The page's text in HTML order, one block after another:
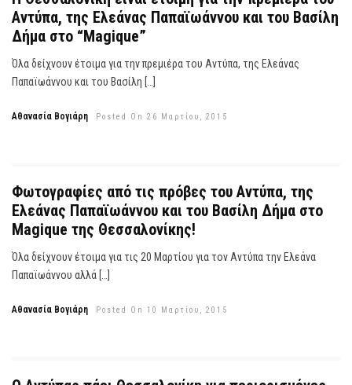
Αντύπα, της Ελεάνας Παπαϊωάννου και του Βασίλη
Δήμα στο “Magique”
Όλα δείχνουν έτοιμα για την πρεμιέρα του Αντύπα, της Ελεάνας
Παπαϊωάννου και του Βασίλη […]
Αθανασία Βογιάρη Posted On 26 Μαρτίου, 2015
Φωτογραφίες από τις πρόβες του Αντύπα, της
Ελεάνας Παπαϊωάννου και του Βασίλη Δήμα στο
Magique της Θεσσαλονίκης!
Όλα δείχνουν έτοιμα για τις 20 Μαρτίου για τον Αντύπα την Ελεάνα
Παπαϊωάννου αλλά […]
Αθανασία Βογιάρη Posted On 10 Μαρτίου, 2015